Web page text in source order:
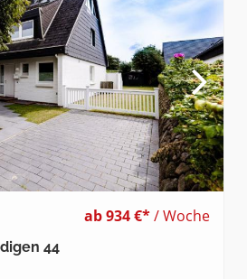
ab 934 €*/ Woche
44